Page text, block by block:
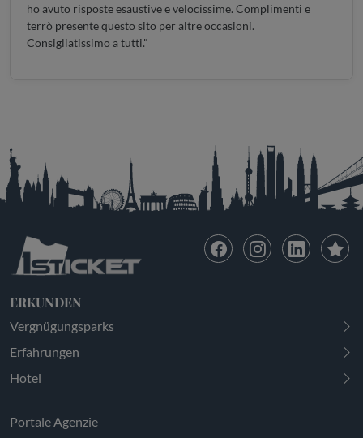
ho avuto risposte esaustive e velocissime. Complimenti e
terrò presente questo sito per altre occasioni.
Consigliatissimo a tutti."
ERKUNDEN
Vergnügungsparks
Erfahrungen
Hotel
Portale Agenzie